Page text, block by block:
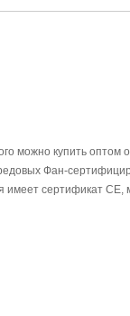
можно купить оптом
Фан-
имеет сертификат